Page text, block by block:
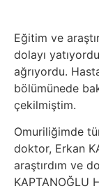
Eğitim ve
dolayı
ağrıyordu.
bölümünede
çekilmiştim.
Omuriliğimde
doktor, Erkan
araştırdım ve
KAPTANOĞLU